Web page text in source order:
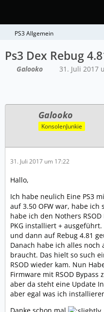
PS3 Allgemein
Ps3 Dex Rebug
Galooko 31. Juli 2017
Galooko
KonsolenJunkie
31. Juli 2017 um 17:22
Hallo,
Ich habe neulich Eine PS3
auf 3.50 OFW war, habe ich
habe ich den Nothers
PKG installiert +
und dann auf Rebug 4.81
Danach habe ich alles
braucht. Das hielt so such
RSOD wieder kam. Nun
Firmware mit RSOD
aber da steht eine Update
aber egal was ich